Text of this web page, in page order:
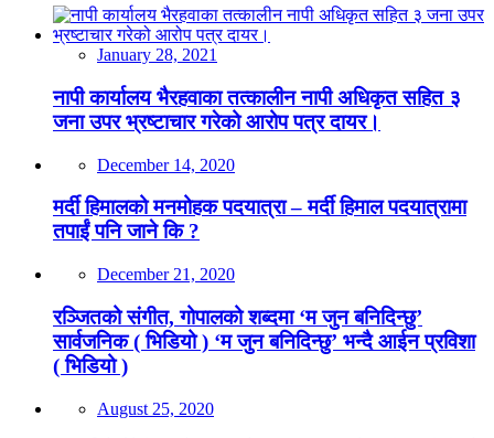
January 28, 2021
नापी कार्यालय भैरहवाका तत्कालीन नापी अधिकृत सहित ३
जना उपर भ्रष्टाचार गरेको आरोप पत्र दायर।
December 14, 2020
मर्दी हिमालको मनमोहक पदयात्रा – मर्दी हिमाल पदयात्रामा
तपाईं पनि जाने कि ?
December 21, 2020
रञ्जितको संगीत, गोपालको शब्दमा ‘म जुन बनिदिन्छु’
सार्वजनिक ( भिडियो ) ‘म जुन बनिदिन्छु’ भन्दै आईन प्रविशा
( भिडियो )
August 25, 2020